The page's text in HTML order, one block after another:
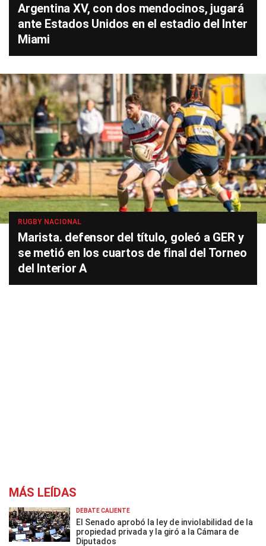
Argentina XV, con dos mendocinos, jugará
ante Estados Unidos en el estadio del Inter
Miami
RUGBY NACIONAL
Marista. defensor del título, goleó a GER y
se metió en los cuartos de final del Torneo
del Interior A
MÁS LEÍDAS
DEBATE CALIENTE
El Senado aprobó la ley de inviolabilidad de la
propiedad privada y la giró a la Cámara de
Diputados